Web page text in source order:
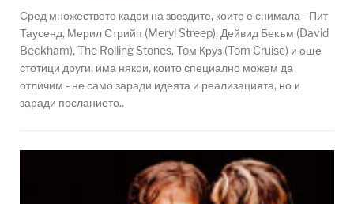
Сред множеството кадри на звездите, които е снимала - Пит
Таусенд, Мерил Стрийп (Meryl Streep), Дейвид Бекъм (David
Beckham), The Rolling Stones, Toм Круз (Tom Cruise) и още
стотици други, има някои, които специално можем да
отличим - не само заради идеята и реализацията, но и
заради посланието..